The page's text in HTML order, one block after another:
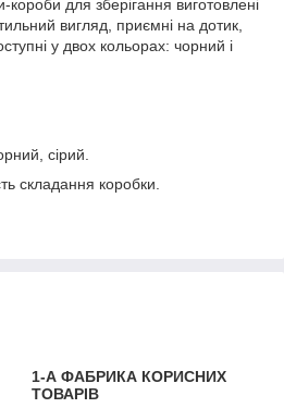
короби для зберігання виготовлені
вигляд, приємні на дотик,
у двох кольорах: чорний і
сірий.
складання коробки.
1-А ФАБРИКА КОРИСНИХ
ТОВАРІВ